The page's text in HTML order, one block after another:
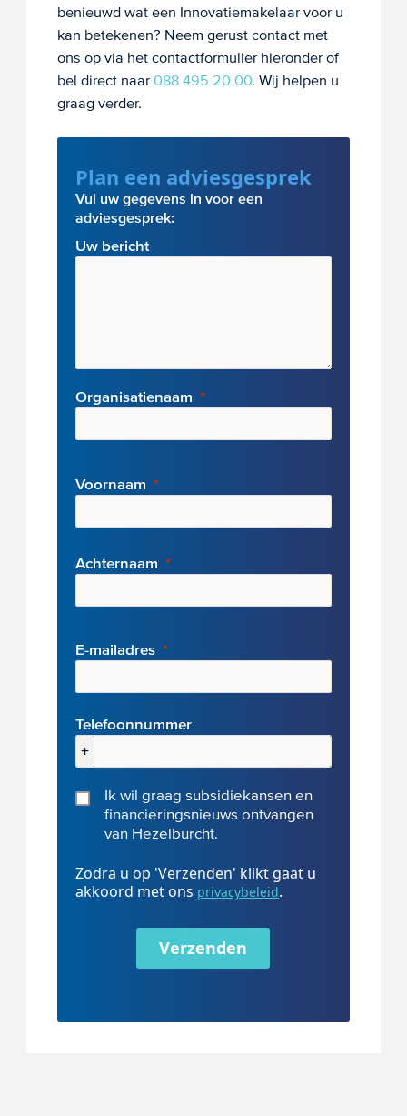
benieuwd wat een Innovatiemakelaar voor u
kan betekenen? Neem gerust contact met
ons op via het contactformulier hieronder of
bel direct naar 088 495 20 00. Wij helpen u
graag verder.
Plan een adviesgesprek
Vul uw gegevens in voor een
adviesgesprek:
Uw bericht
Organisatienaam
Voornaam
Achternaam
E-mailadres
Telefoonnummer
+
Ik wil graag subsidiekansen en
financieringsnieuws ontvangen
van Hezelburcht.
Zodra u op 'Verzenden' klikt gaat u
akkoord met ons privacybeleid.
Verzenden